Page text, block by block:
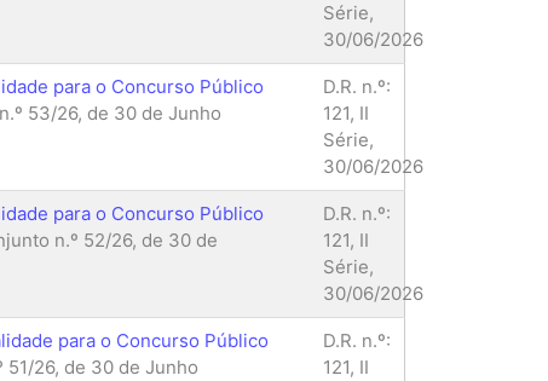
Série,
30/06/2026
para o Concurso Público
53/26, de 30 de Junho
D.R. n.º:
121, II
Série,
30/06/2026
para o Concurso Público
n.º 52/26, de 30 de
D.R. n.º:
121, II
Série,
30/06/2026
para o Concurso Público
26, de 30 de Junho
D.R. n.º:
121, II